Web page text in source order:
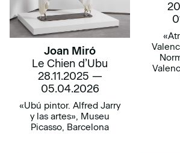
Joan Miró
Le Chien d’Ubu
28.11.2025 —
05.04.2026
«Ubú pintor. Alfred Jarry
y las artes», Museu
Picasso, Barcelona